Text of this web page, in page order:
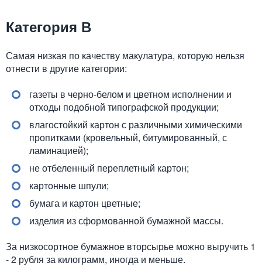
Категория В
Самая низкая по качеству макулатура, которую нельзя
отнести в другие категории:
газеты в черно-белом и цветном исполнении и
отходы подобной типографской продукции;
влагостойкий картон с различными химическими
пропитками (кровельный, битумированный, с
ламинацией);
не отбеленный переплетный картон;
картонные шпули;
бумага и картон цветные;
изделия из сформованной бумажной массы.
За низкосортное бумажное вторсырье можно выручить 1
- 2 рубля за килограмм, иногда и меньше.